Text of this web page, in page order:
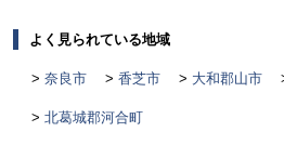
よく見られている地域
奈良市 香芝市 大和郡山市
北葛城郡河合町